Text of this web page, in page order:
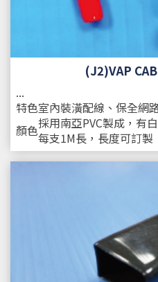
(J2)VAP
...
特色室內裝潢配線、保全網
顏色採用南亞PVC製成，有
每支1M長，長度可訂製